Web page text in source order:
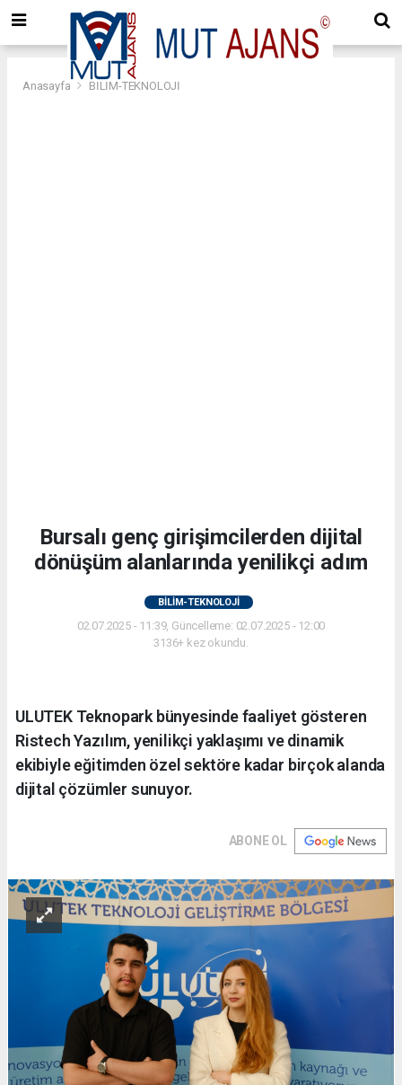
Anasayfa BİLİM-TEKNOLOJİ
Bursalı genç girişimcilerden dijital
dönüşüm alanlarında yenilikçi adım
BİLİM-TEKNOLOJİ
02.07.2025 - 11:39, Güncelleme: 02.07.2025 - 12:00
3136+ kez okundu.
ULUTEK Teknopark bünyesinde faaliyet gösteren
Ristech Yazılım, yenilikçi yaklaşımı ve dinamik
ekibiyle eğitimden özel sektöre kadar birçok alanda
dijital çözümler sunuyor.
ABONE OL